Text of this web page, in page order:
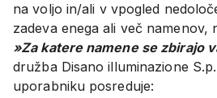
na voljo in/ali v vpogled
zadeva enega ali več namenov,
»Za katere namene se zbirajo
družba Disano illuminazione
uporabniku posreduje: